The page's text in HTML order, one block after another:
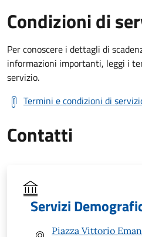
Condizioni di
Per conoscere i dettagli di
informazioni importanti, leggi i
servizio.
Termini e condizioni di
Contatti
Servizi
Piazza Vittorio